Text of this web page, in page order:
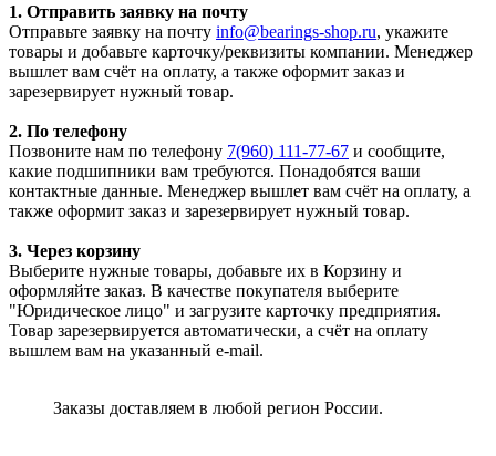
1. Отправить заявку на почту
Отправьте заявку на почту info@bearings-shop.ru, укажите
товары и добавьте карточку/реквизиты компании. Менеджер
вышлет вам счёт на оплату, а также оформит заказ и
зарезервирует нужный товар.
2. По телефону
Позвоните нам по телефону 7(960) 111-77-67 и сообщите,
какие подшипники вам требуются. Понадобятся ваши
контактные данные. Менеджер вышлет вам счёт на оплату, а
также оформит заказ и зарезервирует нужный товар.
3. Через корзину
Выберите нужные товары, добавьте их в Корзину и
оформляйте заказ. В качестве покупателя выберите
"Юридическое лицо" и загрузите карточку предприятия.
Товар зарезервируется автоматически, а счёт на оплату
вышлем вам на указанный e-mail.
Заказы доставляем в любой регион России.